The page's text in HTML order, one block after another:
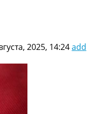
2025, 14:24add